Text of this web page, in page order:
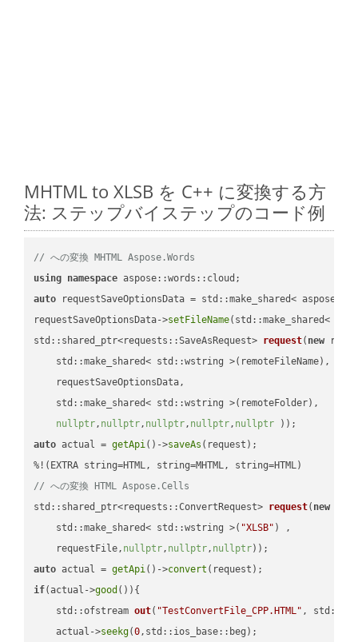
MHTML to XLSB を C++ に変換する方
法: ステップバイステップのコード例
// への変換 MHTML Aspose.Words
using namespace
auto requestSaveOptionsData = std::make_shared<
requestSaveOptionsData->setFileName(std::make_shared<
std::shared_ptr<requests::SaveAsRequest> request( new
    std::make_shared< std::wstring >(remoteFileName),
    requestSaveOptionsData,
    std::make_shared< std::wstring >(remoteFolder),
nullptr, nullptr, nullptr, nullptr, nullptr ))
auto actual = getApi()->saveAs (request);
// への変換 HTML Aspose.Cells
std::shared_ptr<requests::ConvertRequest> request( new
    std::make_shared< std::wstring >(
"XLSB" ) ,
    requestFile,
nullptr, nullptr, nullptr))
auto actual = getApi()->convert
if(actual->good ()){
std::ofstream out( "TestConvertFile_CPP.HTML" ,
    actual->
seekg(0,std::ios_base::beg);